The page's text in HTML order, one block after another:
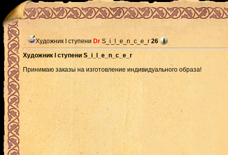
Художник I ступени Dr S_i_l_e_n_c_e_r 26
Художник I ступени S_i_l_e_n_c_e_r
Принимаю заказы на изготовление индивидуального образа!